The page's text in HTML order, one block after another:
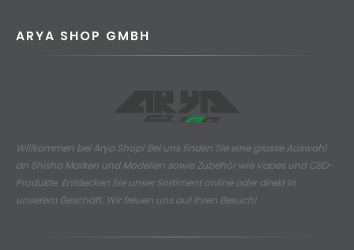
ARYA SHOP GMBH
Willkommen bei Arya Shop! Bei uns finden Sie eine grosse Auswahl
an Shisha Marken und Modellen sowie Zubehör wie Vapes und CBD-
Produkte. Entdecken Sie unser Sortiment online oder direkt in
unserem Geschäft. Wir freuen uns auf Ihren Besuch!